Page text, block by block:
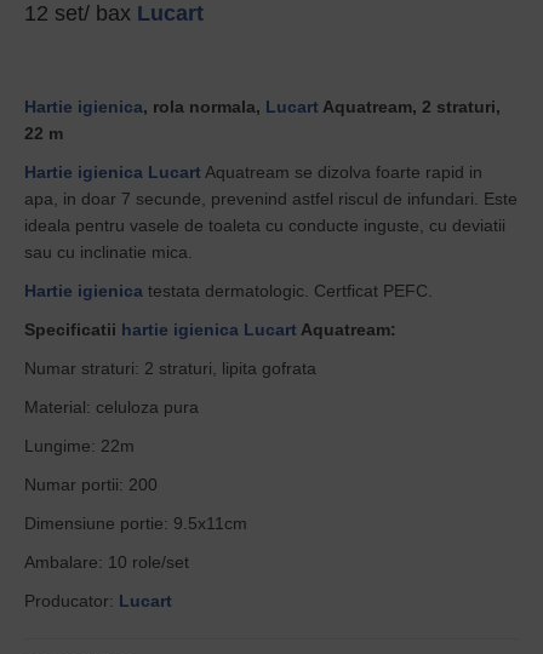
12 set/ bax Lucart
Hartie igienica, rola normala, Lucart Aquatream, 2 straturi,
22 m
Hartie igienica Lucart Aquatream se dizolva foarte rapid in
apa, in doar 7 secunde, prevenind astfel riscul de infundari. Este
ideala pentru vasele de toaleta cu conducte inguste, cu deviatii
sau cu inclinatie mica.
Hartie igienica testata dermatologic. Certficat PEFC.
Specificatii hartie igienica Lucart Aquatream:
Numar straturi: 2 straturi, lipita gofrata
Material: celuloza pura
Lungime: 22m
Numar portii: 200
Dimensiune portie: 9.5x11cm
Ambalare: 10 role/set
Producator: Lucart